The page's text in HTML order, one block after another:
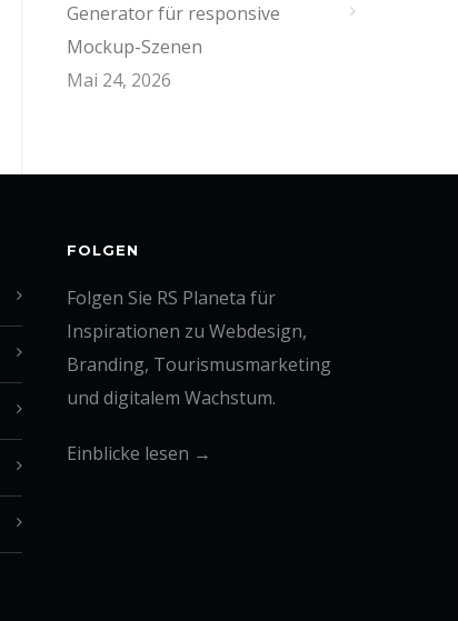
Generator für responsive
Mockup-Szenen
Mai 24, 2026
FOLGEN
Folgen Sie RS Planeta für
Inspirationen zu Webdesign,
Branding, Tourismusmarketing
und digitalem Wachstum.
Einblicke lesen →